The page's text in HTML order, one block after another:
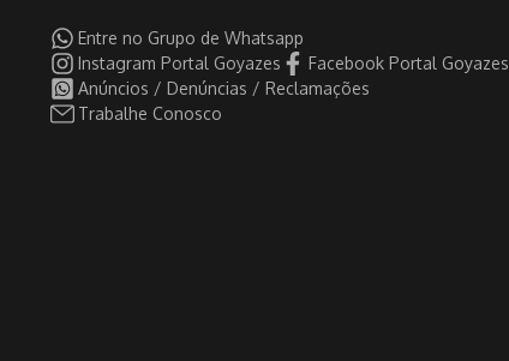
Entre no Grupo de Whatsapp
Instagram Portal Goyazes
Facebook Portal Goyazes
Anúncios / Denúncias / Reclamações
Trabalhe Conosco